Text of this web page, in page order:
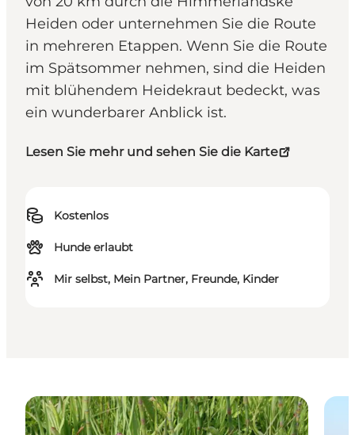
Heiden oder unternehmen Sie die Route
in mehreren Etappen. Wenn Sie die Route
im Spätsommer nehmen, sind die Heiden
mit blühendem Heidekraut bedeckt, was
ein wunderbarer Anblick ist.
Lesen Sie mehr und sehen Sie die Karte
Kostenlos
Hunde erlaubt
Mir selbst, Mein Partner, Freunde, Kinder